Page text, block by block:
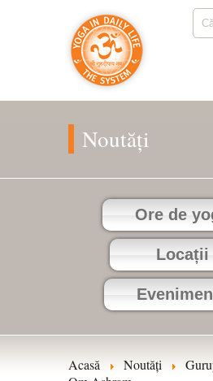
Noutăți
Ore de
Locații
Acasă Noutăți